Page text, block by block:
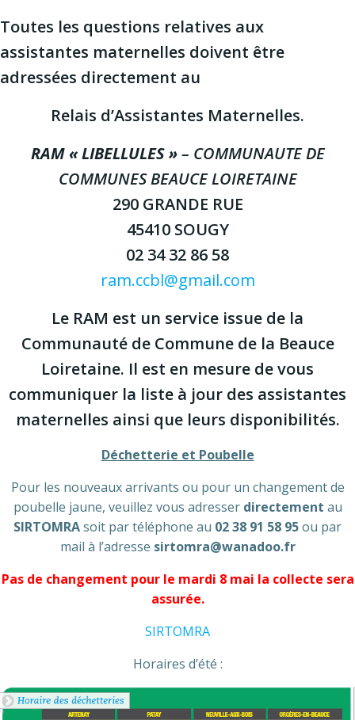
Toutes les questions relatives aux
assistantes maternelles doivent être
adressées directement au
Relais d’Assistantes Maternelles.
RAM « LIBELLULES »– COMMUNAUTE DE
COMMUNES BEAUCE LOIRETAINE
290 GRANDE RUE
45410 SOUGY
02 34 32 86 58
ram.ccbl@gmail.com
Le RAM est un service issue de la
Communauté de Commune de la Beauce
Loiretaine. Il est en mesure de vous
communiquer la liste à jour des assistantes
maternelles ainsi que leurs disponibilités.
Déchetterie et Poubelle
Pour les nouveaux arrivants ou pour un changement de
poubelle jaune, veuillez vous adresser directement au
SIRTOMRAsoit par téléphone au 02 38 91 58 95ou par
mail à l’adresse sirtomra@wanadoo.fr
Pas de changement pour le mardi 8 mai la collecte sera
assurée.
SIRTOMRA
Horaires d’été :